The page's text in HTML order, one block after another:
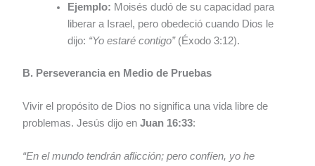
Ejemplo: Moisés dudó de su capacidad para
liberar a Israel, pero obedeció cuando Dios le
dijo: “Yo estaré contigo”(Éxodo 3:12).
B. Perseverancia en Medio de Pruebas
Vivir el propósito de Dios no significa una vida libre de
problemas. Jesús dijo enJuan 16:33:
“En el mundo tendrán aflicción; pero confíen, yo he